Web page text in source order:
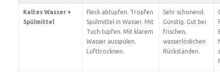
Kaltes Wasser +
Spülmittel
Fleck abtupfen. Tropfen
Spülmittel in Wasser. Mit
Tuch tupfen. Mit klarem
Wasser ausspülen.
Lufttrocknen.
Sehr schonend.
Günstig. Gut bei
frischen,
wasserlöslichen
Rückständen.